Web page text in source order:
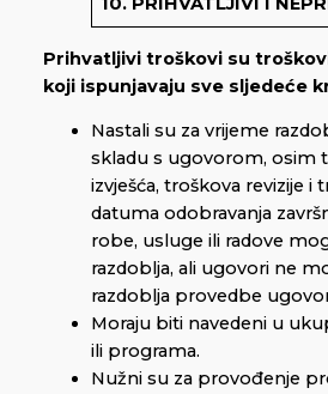
Prihvatljivi troškovi su
koji ispunjavaju sve sljedeće
Nastali su za vrijeme
skladu s ugovorom, osim
izvješća, troškova revizije i
datuma odobravanja
robe, usluge ili radove
razdoblja, ali ugovori ne
razdoblja provedbe
Moraju biti navedeni u
ili programa.
Nužni su za provođenje